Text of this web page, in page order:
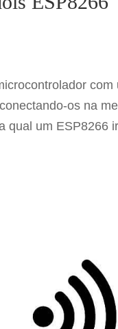
os na
qual um ESP8266